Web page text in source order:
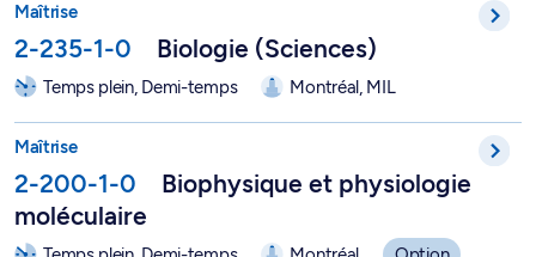
Maîtrise
2-235-1-0 Biologie (Sciences)
Temps plein, Demi-temps Montréal, MIL
Maîtrise
2-200-1-0
Biophysique et physiologie
moléculaire